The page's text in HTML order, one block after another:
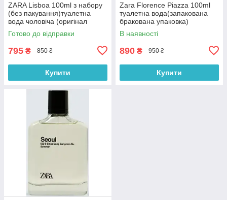
ZARA Lisboa 100ml з набору
(без пакування)туалетна
вода чоловіча (оригінал
оригінал Іспанія)
Готово до відправки
795 ₴ 850 ₴
Купити
Zara Florence Piazza 100ml
туалетна вода(запакована
бракована упаковка)
(оригінал оригінал Іспанія)
В наявності
890 ₴ 950 ₴
Купити